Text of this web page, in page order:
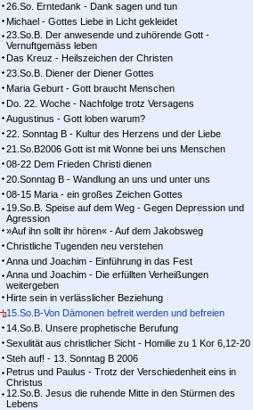
26.So. Erntedank - Dank sagen und tun
Michael - Gottes Liebe in Licht gekleidet
23.So.B. Der anwesende und zuhörende Gott -
Vernuftgemäss leben
Das Kreuz - Heilszeichen der Christen
23.So.B. Diener der Diener Gottes
Maria Geburt - Gott braucht Menschen
Do. 22. Woche - Nachfolge trotz Versagens
Augustinus - Gott loben warum?
22. Sonntag B - Kultur des Herzens und der Liebe
21.So.B2006 Gott ist mit Wonne bei uns Menschen
08-22 Dem Frieden Christi dienen
20.Sonntag B - Wandlung an uns und unter uns
08-15 Maria - ein großes Zeichen Gottes
19.So.B. Speise auf dem Weg - Gegen Depression und
Agression
»Auf ihn sollt ihr hören« - Auf dem Jakobsweg
Christliche Tugenden neu verstehen
Anna und Joachim - Einführung in das Fest
Anna und Joachim - Die erfüllten Verheißungen
weitergeben
Hirte sein in verlässlicher Beziehung
15.So.B-Von Dämonen befreit werden und befreien
14.So.B. Unsere prophetische Berufung
Sexulität aus christlicher Sicht - Homilie zu 1 Kor 6,12-20
Steh auf! - 13. Sonntag B 2006
Petrus und Paulus - Trotz der Verschiedenheit eins in
Christus
12.So.B. Jesus die ruhende Mitte in den Stürmen des
Lebens